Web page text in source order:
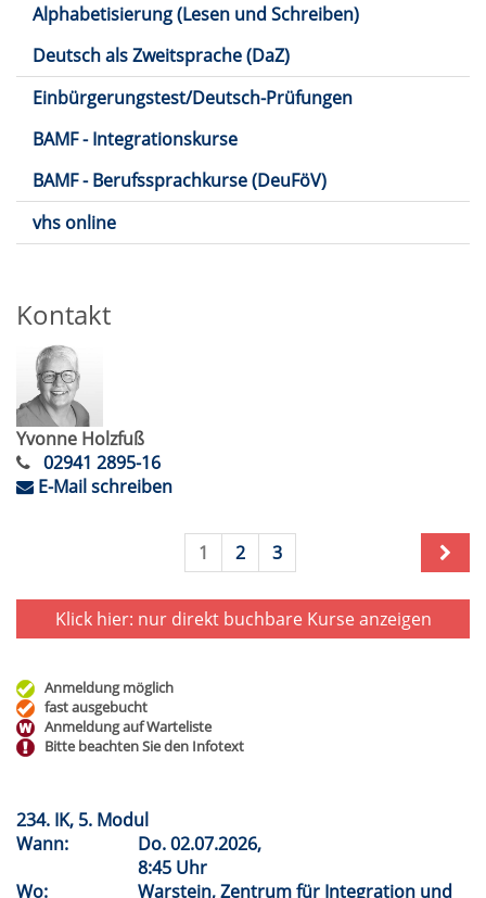
Alphabetisierung (Lesen und Schreiben)
Deutsch als Zweitsprache (DaZ)
Einbürgerungstest/Deutsch-Prüfungen
BAMF - Integrationskurse
BAMF - Berufssprachkurse (DeuFöV)
vhs online
Kontakt
Yvonne Holzfuß
02941 2895-16
E-Mail schreiben
1 2 3
Klick hier: nur direkt buchbare Kurse anzeigen
Anmeldung möglich
fast ausgebucht
Anmeldung auf Warteliste
Bitte beachten Sie den Infotext
234. IK, 5. Modul
Wann:
Do.02.07.2026,
8:45 Uhr
Wo:
Warstein, Zentrum für Integration und